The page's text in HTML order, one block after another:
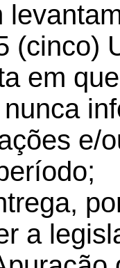
(cinco)
em
e/
a